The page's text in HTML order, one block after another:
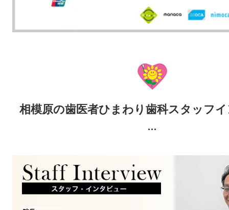
相模原の歯医者ひまわり歯科スタッフ